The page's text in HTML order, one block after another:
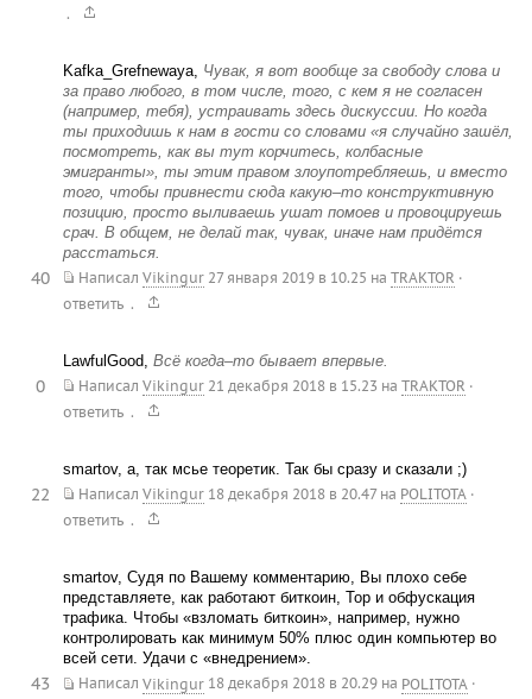
.
Kafka_Grefnewaya, Чувак, я вот вообще за свободу слова и
за право любого, в том числе, того, с кем я не согласен
(например, тебя), устраивать здесь дискуссии. Но когда
ты приходишь к нам в гости со словами «я случайно зашёл,
посмотреть, как вы тут корчитесь, колбасные
эмигранты», ты этим правом злоупотребляешь, и вместо
того, чтобы привнести сюда какую–то конструктивную
позицию, просто выливаешь ушат помоев и провоцируешь
срач. В общем, не делай так, чувак, иначе нам придётся
расстаться.
Написал Vikingur 27 января 2019 в 10.25 на TRAKTOR ·
ответить .
40
LawfulGood, Всё когда–то бывает впервые.
Написал Vikingur 21 декабря 2018 в 15.23 на TRAKTOR ·
ответить .
0
smartov, а, так мсье теоретик. Так бы сразу и сказали ;)
Написал Vikingur 18 декабря 2018 в 20.47на POLITOTA ·
ответить .
22
smartov, Судя по Вашему комментарию, Вы плохо себе
представляете, как работают биткоин, Тор и обфускация
трафика. Чтобы «взломать биткоин», например, нужно
контролировать как минимум 50% плюс один компьютер во
всей сети. Удачи с «внедрением».
Написал Vikingur 18 декабря 2018 в 20.29на POLITOTA ·
43